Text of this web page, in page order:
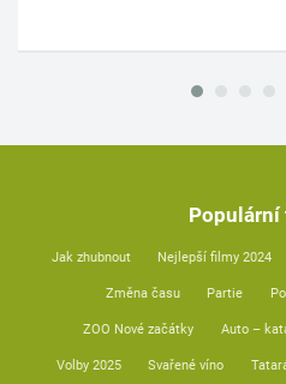
Populární
Jak zhubnout Nejlepší filmy 2024
Změna času Partie
ZOO Nové začátky Auto –
Volby 2025 Svařené víno